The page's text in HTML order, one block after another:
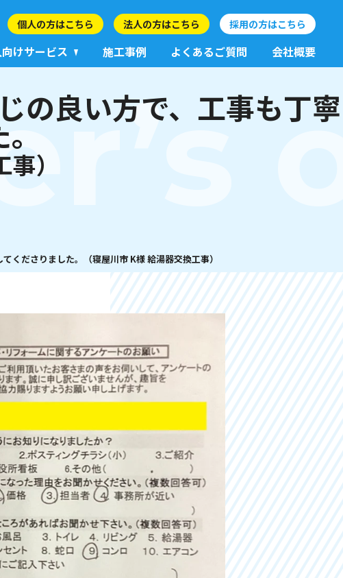
個人の方はこちら 法人の方はこちら 採用の方はこちら
けサービス 施工事例 よくあるご質問 会社概要
の良い方で、工事も丁寧
）
くださりました。（寝屋川市 K様 給湯器交換工事）